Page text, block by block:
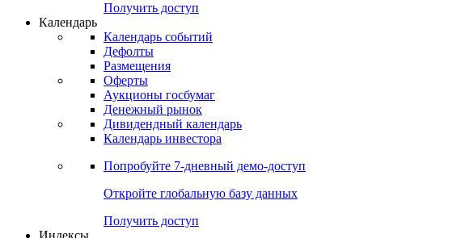
Получить доступ
Календарь
Календарь событий
Дефолты
Размещения
Оферты
Аукционы госбумаг
Денежный рынок
Дивидендный календарь
Календарь инвестора
Попробуйте 7-дневный демо-доступ
Откройте глобальную базу данных
Получить доступ